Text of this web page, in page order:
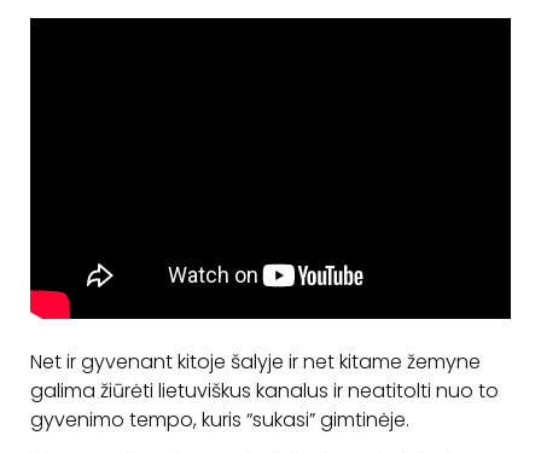
Net ir gyvenant kitoje šalyje ir net kitame žemyne
galima žiūrėti lietuviškus kanalus ir neatitolti nuo to
gyvenimo tempo, kuris “sukasi” gimtinėje.